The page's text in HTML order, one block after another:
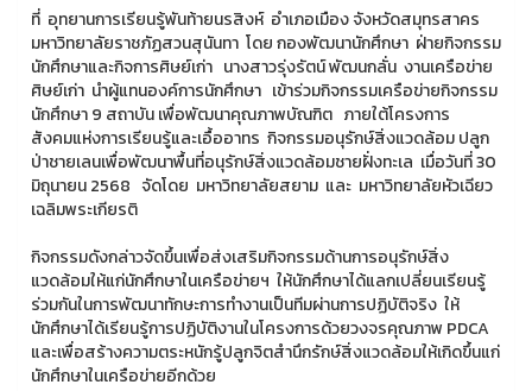
ที่ อุทยานการเรียนรู้พันท้ายนรสิงห์ อำเภอเมือง จังหวัดสมุทรสาคร
มหาวิทยาลัยราชภัฏสวนสุนันทา โดย กองพัฒนานักศึกษา ฝ่ายกิจกรรม
นักศึกษาและกิจการศิษย์เก่า นางสาวรุ่งรัตน์ พัฒนกลั่น งานเครือข่าย
ศิษย์เก่า นำผู้แทนองค์การนักศึกษา เข้าร่วมกิจกรรมเครือข่ายกิจกรรม
นักศึกษา 9 สถาบัน เพื่อพัฒนาคุณภาพบัณฑิต ภายใต้โครงการ
สังคมแห่งการเรียนรู้และเอื้ออาทร กิจกรรมอนุรักษ์สิ่งแวดล้อม ปลูก
ป่าชายเลนเพื่อพัฒนาพื้นที่อนุรักษ์สิ่งแวดล้อมชายฝั่งทะเล เมื่อวันที่ 30
มิถุนายน 2568 จัดโดย มหาวิทยาลัยสยาม และ มหาวิทยาลัยหัวเฉียว
เฉลิมพระเกียรติ
กิจกรรมดังกล่าวจัดขึ้นเพื่อส่งเสริมกิจกรรมด้านการอนุรักษ์สิ่ง
แวดล้อมให้แก่นักศึกษาในเครือข่ายฯ ให้นักศึกษาได้แลกเปลี่ยนเรียนรู้
ร่วมกันในการพัฒนาทักษะการทำงานเป็นทีมผ่านการปฏิบัติจริง ให้
นักศึกษาได้เรียนรู้การปฏิบัติงานในโครงการด้วยวงจรคุณภาพ PDCA
และเพื่อสร้างความตระหนักรู้ปลูกจิตสำนึกรักษ์สิ่งแวดล้อมให้เกิดขึ้นแก่
นักศึกษาในเครือข่ายอีกด้วย